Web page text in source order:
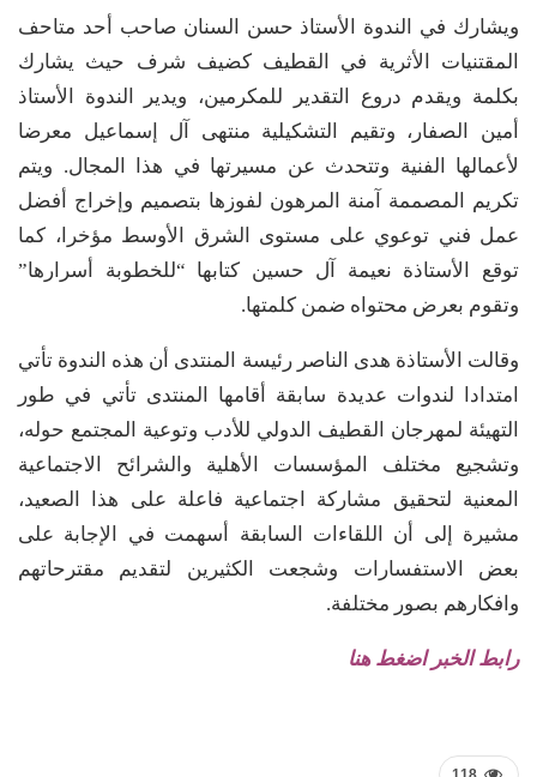
ويشارك في الندوة الأستاذ حسن السنان صاحب أحد متاحف
المقتنيات الأثرية في القطيف كضيف شرف حيث يشارك
بكلمة ويقدم دروع التقدير للمكرمين، ويدير الندوة الأستاذ
أمين الصفار، وتقيم التشكيلية منتهى آل إسماعيل معرضا
لأعمالها الفنية وتتحدث عن مسيرتها في هذا المجال. ويتم
تكريم المصممة آمنة المرهون لفوزها بتصميم وإخراج أفضل
عمل فني توعوي على مستوى الشرق الأوسط مؤخرا، كما
توقع الأستاذة نعيمة آل حسين كتابها “للخطوبة أسرارها”
وتقوم بعرض محتواه ضمن كلمتها.
وقالت الأستاذة هدى الناصر رئيسة المنتدى أن هذه الندوة تأتي
امتدادا لندوات عديدة سابقة أقامها المنتدى تأتي في طور
التهيئة لمهرجان القطيف الدولي للأدب وتوعية المجتمع حوله،
وتشجيع مختلف المؤسسات الأهلية والشرائح الاجتماعية
المعنية لتحقيق مشاركة اجتماعية فاعلة على هذا الصعيد،
مشيرة إلى أن اللقاءات السابقة أسهمت في الإجابة على
بعض الاستفسارات وشجعت الكثيرين لتقديم مقترحاتهم
وافكارهم بصور مختلفة.
رابط الخبر اضغط هنا